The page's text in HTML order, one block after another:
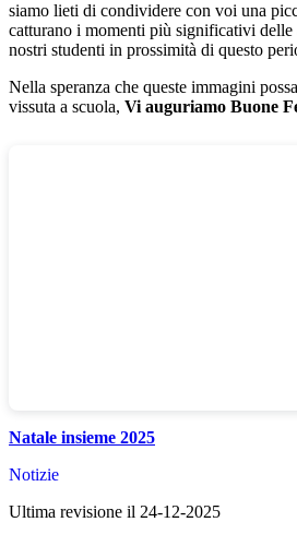
siamo lieti di condividere con voi una
catturano i momenti più significativi delle
nostri studenti in prossimità di questo
Nella speranza che queste immagini
vissuta a scuola, Vi auguriamo Buone
Natale insieme 2025
Notizie
Ultima revisione il 24-12-2025